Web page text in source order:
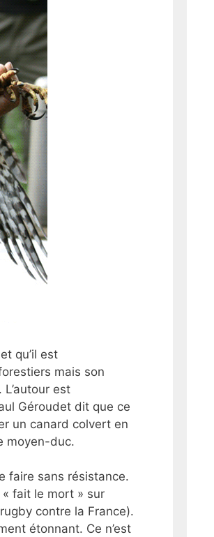
qu’il est
mais son
est
Géroudet dit que ce
un canard colvert en
moyen-duc.
faire sans résistance.
fait le mort » sur
contre la France).
étonnant. Ce n’est